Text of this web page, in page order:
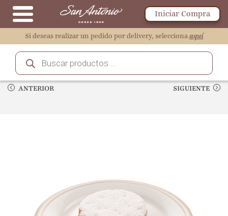
Iniciar Compra
Si deseas realizar un pedido por delivery, selecciona aquí
ANTERIOR SIGUIENTE